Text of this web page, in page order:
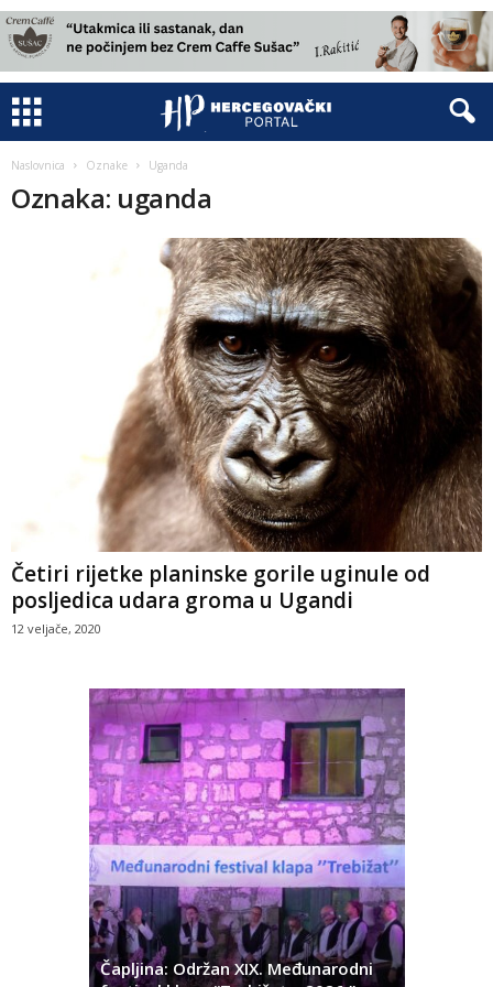
Naslovnica Oznake Uganda
Oznaka: uganda
Četiri rijetke planinske gorile uginule od
posljedica udara groma u Ugandi
12 veljače, 2020
Čapljina: Održan XIX. Međunarodni